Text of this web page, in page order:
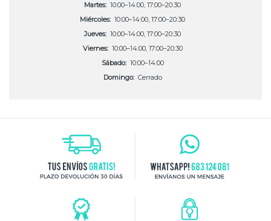
Martes: 10:00–14:00, 17:00–20:30
Miércoles: 10:00–14:00, 17:00–20:30
Jueves: 10:00–14:00, 17:00–20:30
Viernes: 10:00–14:00, 17:00–20:30
Sábado: 10:00–14:00
Domingo: Cerrado